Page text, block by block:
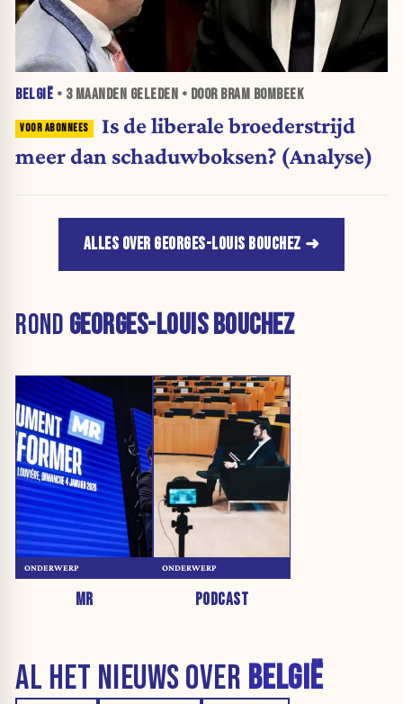
BELGIË • 3 MAANDEN GELEDEN • DOOR BRAM BOMBEEK
Is de liberale broederstrijd
meer dan schaduwboksen? (Analyse)
ALLES OVER GEORGES-LOUIS BOUCHEZ
ROND GEORGES-LOUIS BOUCHEZ
MR
ONDERWERP
PODCAST
ONDERWERP
AL HET NIEUWS OVER BELGIË